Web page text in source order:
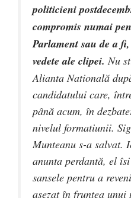
politicieni
compromis numai
Parlament sau de a
vedete ale clipei. Nu
Alianta Natională
candidatului care,
până acum, în
nivelul formatiunii.
Munteanu s-a salvat.
anunta perdantă, el
sansele pentru a
asezat în fruntea